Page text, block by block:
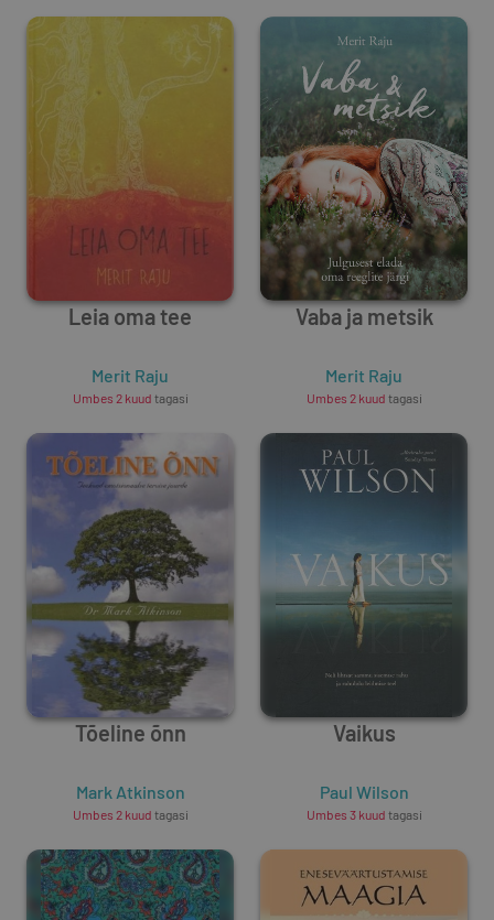
Leia oma tee
Merit Raju
Umbes 2 kuud tagasi
Vaba ja metsik
Merit Raju
Umbes 2 kuud tagasi
Tõeline õnn
Mark Atkinson
Umbes 2 kuud tagasi
Vaikus
Paul Wilson
Umbes 3 kuud tagasi